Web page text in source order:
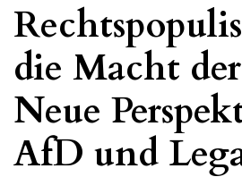
die Macht
Neue
AfD und